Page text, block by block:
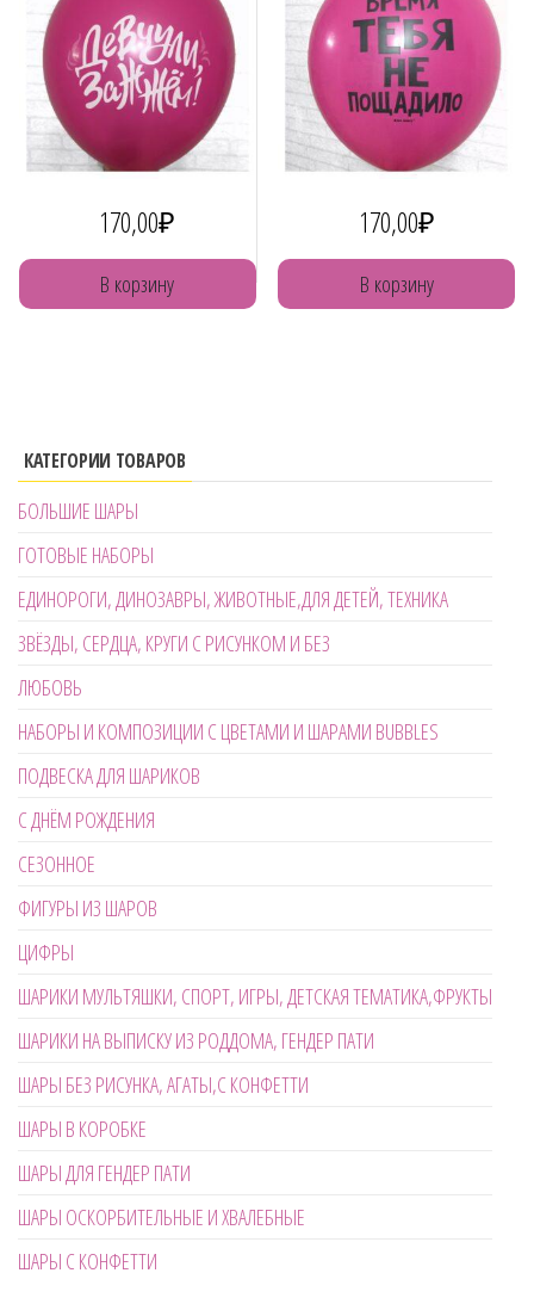
170,00₽
В корзину
170,00₽
В корзину
КАТЕГОРИИ ТОВАРОВ
БОЛЬШИЕ ШАРЫ
ГОТОВЫЕ НАБОРЫ
ЕДИНОРОГИ, ДИНОЗАВРЫ, ЖИВОТНЫЕ,ДЛЯ ДЕТЕЙ, ТЕХНИКА
ЗВЁЗДЫ, СЕРДЦА, КРУГИ С РИСУНКОМ И БЕЗ
ЛЮБОВЬ
НАБОРЫ И КОМПОЗИЦИИ С ЦВЕТАМИ И ШАРАМИ BUBBLES
ПОДВЕСКА ДЛЯ ШАРИКОВ
С ДНЁМ РОЖДЕНИЯ
СЕЗОННОЕ
ФИГУРЫ ИЗ ШАРОВ
ЦИФРЫ
ШАРИКИ МУЛЬТЯШКИ, СПОРТ, ИГРЫ, ДЕТСКАЯ ТЕМАТИКА,ФРУКТЫ
ШАРИКИ НА ВЫПИСКУ ИЗ РОДДОМА, ГЕНДЕР ПАТИ
ШАРЫ БЕЗ РИСУНКА, АГАТЫ,С КОНФЕТТИ
ШАРЫ В КОРОБКЕ
ШАРЫ ДЛЯ ГЕНДЕР ПАТИ
ШАРЫ ОСКОРБИТЕЛЬНЫЕ И ХВАЛЕБНЫЕ
ШАРЫ С КОНФЕТТИ